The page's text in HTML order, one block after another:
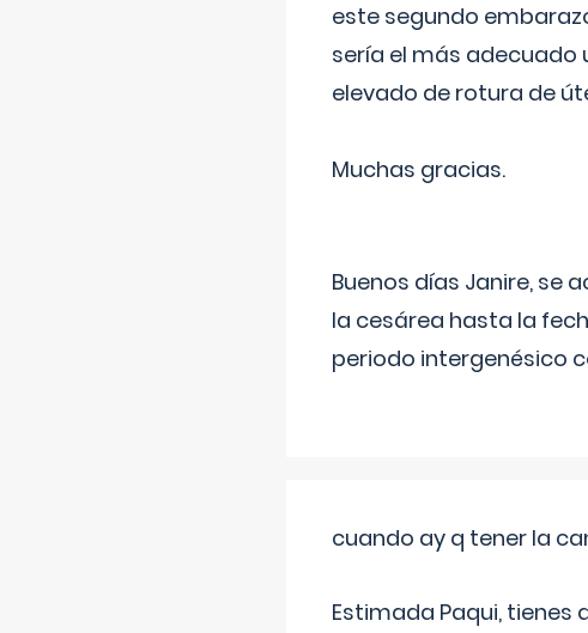
este segundo
sería el más adecuado
elevado de rotura de
Muchas gracias.
Buenos días Janire, se
la cesárea hasta la
periodo intergenésico
cuando ay q tener la
Estimada Paqui, tienes